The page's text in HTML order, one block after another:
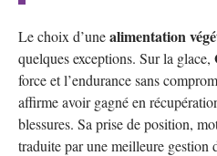
Le choix d’unealimentation
quelques exceptions. Sur la glace,
force et l’endurance sans
affirme avoir gagné en
blessures. Sa prise de position,
traduite par une meilleure gestion